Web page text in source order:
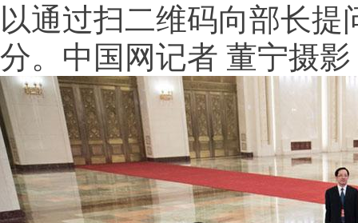
以通过扫二维码向部长
分。中国网记者 董宁摄影